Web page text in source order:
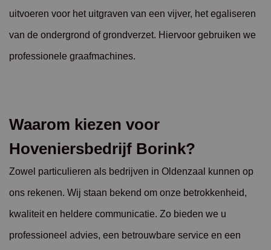
uitvoeren voor het uitgraven van een vijver, het egaliseren
van de ondergrond of grondverzet. Hiervoor gebruiken we
professionele graafmachines.
Waarom kiezen voor
Hoveniersbedrijf Borink?
Zowel particulieren als bedrijven in Oldenzaal kunnen op
ons rekenen. Wij staan bekend om onze betrokkenheid,
kwaliteit en heldere communicatie. Zo bieden we u
professioneel advies, een betrouwbare service en een